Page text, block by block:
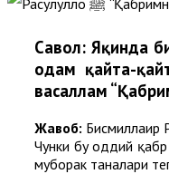
Cавол: Яқинда
одам қайта-
васаллам
Жавоб: Бисмиллаҳир
Чунки бу оддий қабр
муборак таналари